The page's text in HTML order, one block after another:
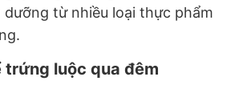
dưỡng từ nhiều loại thực phẩm
trứng luộc qua đêm